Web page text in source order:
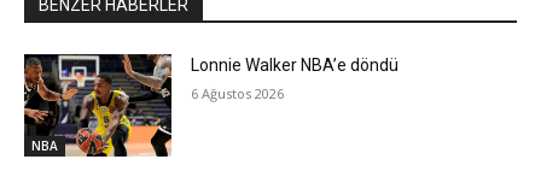
BENZER HABERLER
NBA
Lonnie Walker NBA’e döndü
6 Ağustos 2026